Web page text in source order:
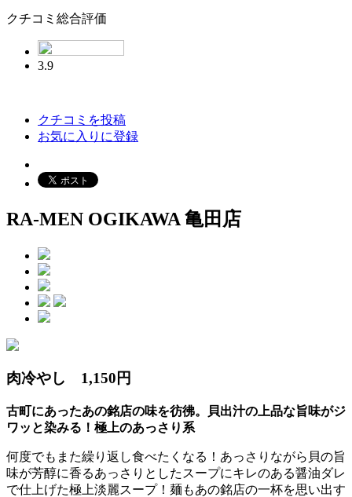
クチコミ総合評価
3.9
クチコミを投稿
お気に入りに登録
RA-MEN OGIKAWA 亀田店
肉冷やし 1,150円
古町にあったあの銘店の味を彷彿。貝出汁の上品な旨味がジ
ワッと染みる！極上のあっさり系
何度でもまた繰り返し食べたくなる！あっさりながら貝の旨
味が芳醇に香るあっさりとしたスープにキレのある醤油ダレ
で仕上げた極上淡麗スープ！麺もあの銘店の一杯を思い出す